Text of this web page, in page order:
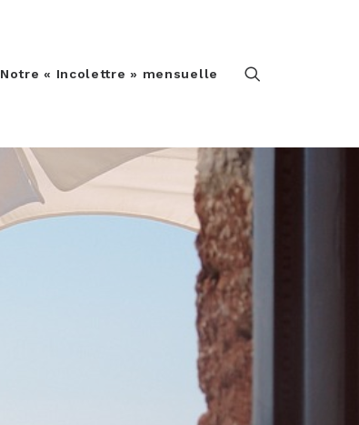
Notre « Incolettre » mensuelle